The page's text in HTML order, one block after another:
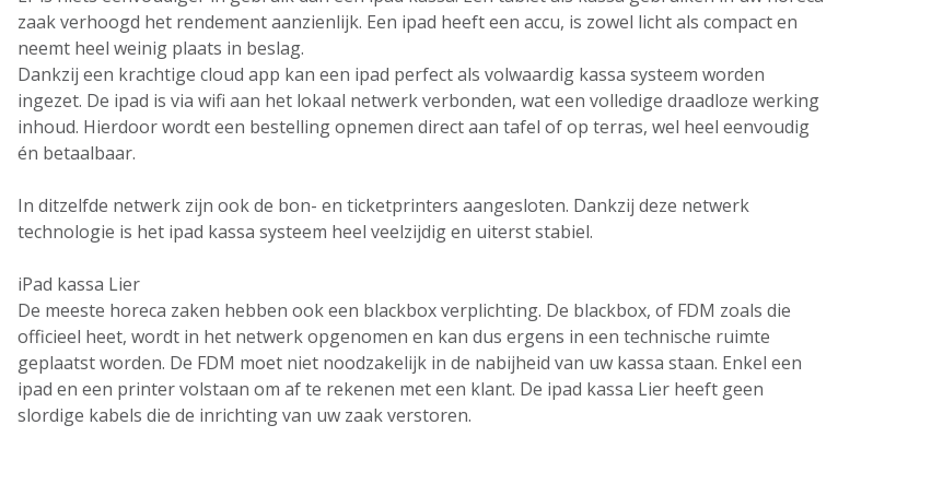
zaak verhoogd het rendement aanzienlijk. Een ipad heeft een accu, is zowel licht als compact en
neemt heel weinig plaats in beslag.
Dankzij een krachtige cloud app kan een ipad perfect als volwaardig kassa systeem worden
ingezet. De ipad is via wifi aan het lokaal netwerk verbonden, wat een volledige draadloze werking
inhoud. Hierdoor wordt een bestelling opnemen direct aan tafel of op terras, wel heel eenvoudig
én betaalbaar.
In ditzelfde netwerk zijn ook de bon- en ticketprinters aangesloten. Dankzij deze netwerk
technologie is het ipad kassa systeem heel veelzijdig en uiterst stabiel.
iPad kassa Lier
De meeste horeca zaken hebben ook een blackbox verplichting. De blackbox, of FDM zoals die
officieel heet, wordt in het netwerk opgenomen en kan dus ergens in een technische ruimte
geplaatst worden. De FDM moet niet noodzakelijk in de nabijheid van uw kassa staan. Enkel een
ipad en een printer volstaan om af te rekenen met een klant. De ipad kassa Lier heeft geen
slordige kabels die de inrichting van uw zaak verstoren.